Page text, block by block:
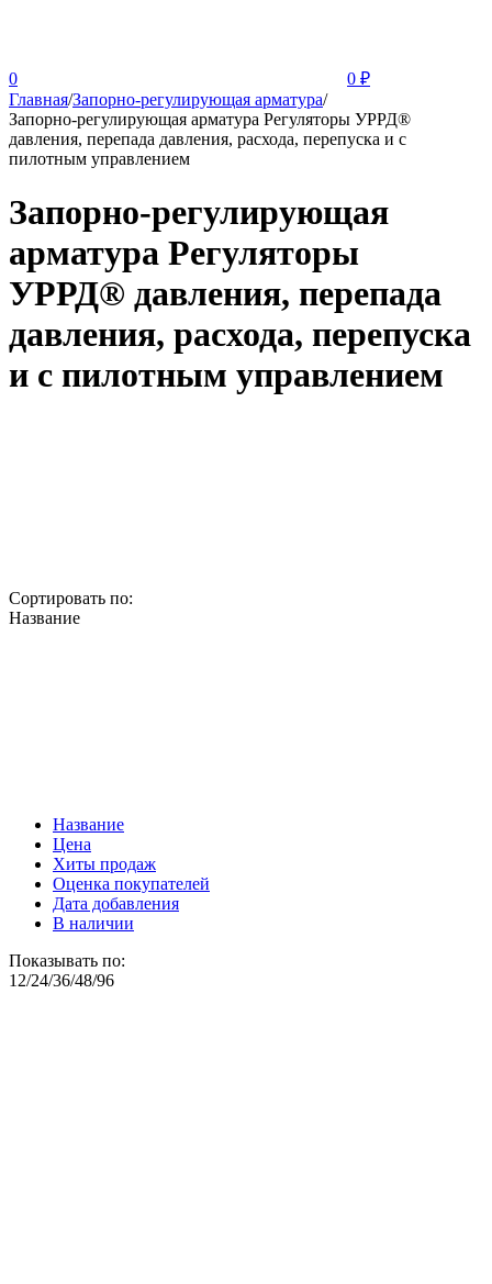
0 0 ₽
Главная/Запорно-регулирующая арматура/
Запорно-регулирующая арматура Регуляторы УРРД®
давления, перепада давления, расхода, перепуска и с
пилотным управлением
Запорно-регулирующая
арматура Регуляторы
УРРД® давления, перепада
давления, расхода, перепуска
и с пилотным управлением
Сортировать по:
Название
Название
Цена
Хиты продаж
Оценка покупателей
Дата добавления
В наличии
Показывать по:
12/24/36/48/96